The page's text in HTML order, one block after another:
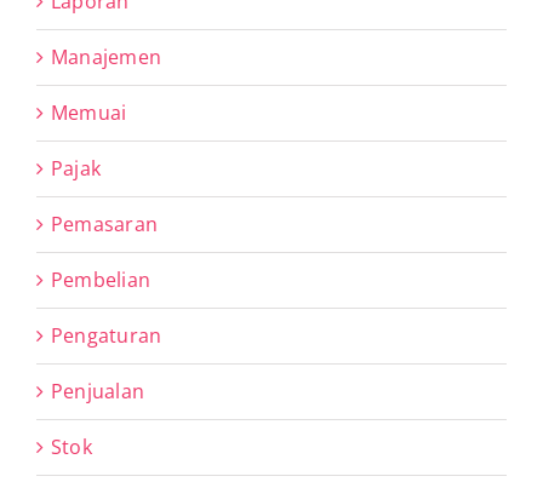
Manajemen
Memuai
Pajak
Pemasaran
Pembelian
Pengaturan
Penjualan
Stok